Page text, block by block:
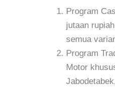
Program
jutaan
semua
Program
Motor